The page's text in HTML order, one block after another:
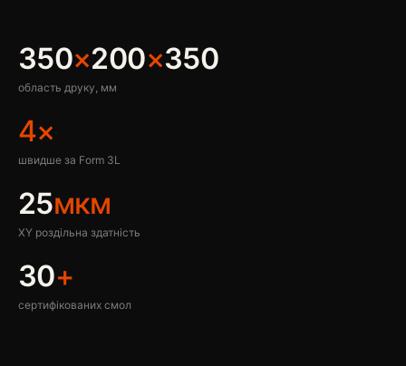
350×200×350
область друку, мм
4×
швидше за Form 3L
25мкм
XY роздільна здатність
30+
сертифікованих смол